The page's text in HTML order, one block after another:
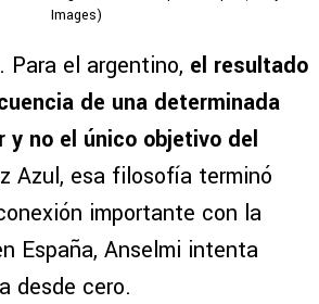
Images)
Para el argentino, el resultado
de una determinada
y no el único objetivo del
Azul, esa filosofía terminó
importante con la
España, Anselmi intenta
desde cero.